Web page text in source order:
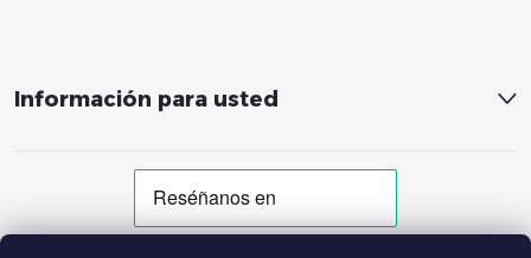
Información para usted